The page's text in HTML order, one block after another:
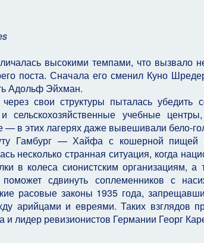
высокими темпами, что вызвало
поста. Сначала его сменил Куно
Адольф Эйхман.
свои структуры пыталась убедить
учебные
— в этих лагерях даже вывешивали бело-
Гамбург — Хайфа с кошерной пищей
несколько странная ситуация, когда
в колеса сионистским организациям, а
сдвинуть соплеменников с
расовые законы 1935 года,
арийцами и евреями. Таких взглядов
лидер ревизионистов Германии Георг